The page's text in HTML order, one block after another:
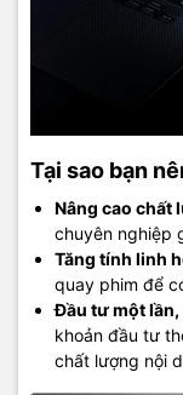
Tại sao bạn
Nâng cao chất
chuyên nghiệp
Tăng tính linh
quay phim để
Đầu tư một
khoản đầu tư
chất lượng nội